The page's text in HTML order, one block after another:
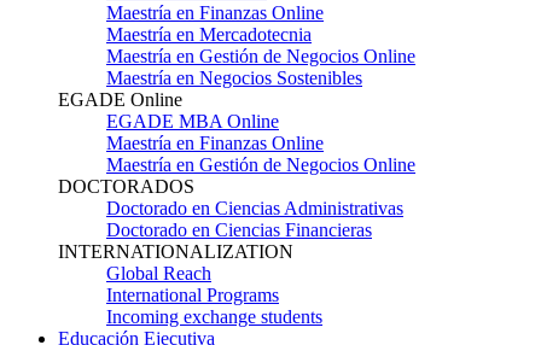
Maestría en Finanzas Online
Maestría en Mercadotecnia
Maestría en Gestión de Negocios Online
Maestría en Negocios Sostenibles
EGADE Online
EGADE MBA Online
Maestría en Finanzas Online
Maestría en Gestión de Negocios Online
DOCTORADOS
Doctorado en Ciencias Administrativas
Doctorado en Ciencias Financieras
INTERNATIONALIZATION
Global Reach
International Programs
Incoming exchange students
Educación Ejecutiva